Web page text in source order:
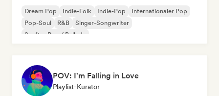
Dream Pop Indie-Folk Indie-Pop
Internationaler Pop
Pop-Soul
R&B
Singer-Songwriter
Sanfter Pop / Ballade
POV: I'm Falling in Love
Playlist-Kurator